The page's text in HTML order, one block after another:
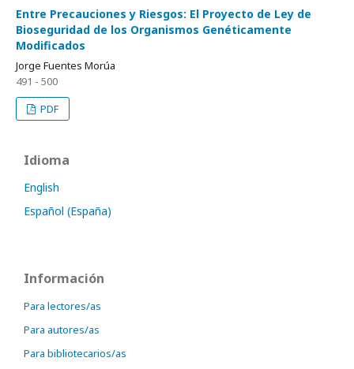
Entre Precauciones y Riesgos: El Proyecto de Ley de
Bioseguridad de los Organismos Genéticamente
Modificados
Jorge Fuentes Morúa
491 - 500
PDF
Idioma
English
Español (España)
Información
Para lectores/as
Para autores/as
Para bibliotecarios/as